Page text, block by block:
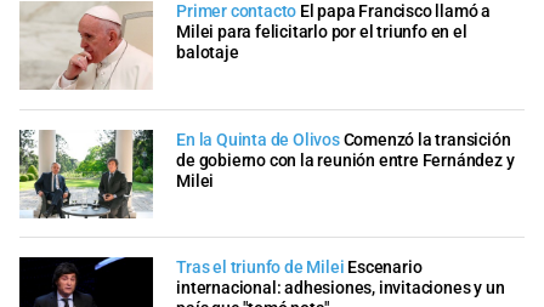
Primer contacto El papa Francisco llamó a
Milei para felicitarlo por el triunfo en el
balotaje
En la Quinta de OlivosComenzó la transición
de gobierno con la reunión entre Fernández y
Milei
Tras el triunfo de Milei Escenario
internacional: adhesiones, invitaciones y un